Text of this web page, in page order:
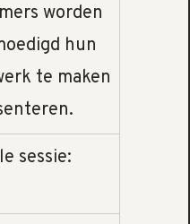
worden
hun
te maken
sessie: